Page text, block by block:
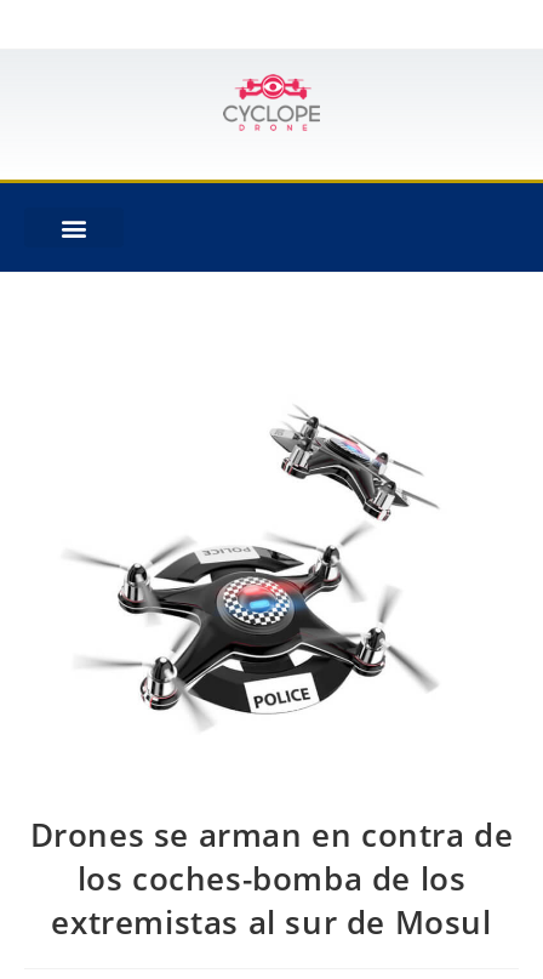
Drones se arman en contra de
los coches-bomba de los
extremistas al sur de Mosul